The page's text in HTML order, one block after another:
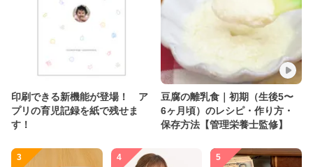
印刷できる新機能が登場！ ア
プリの育児記録を紙で残せま
す！
豆腐の離乳食｜初期（生後5〜
6ヶ月頃）のレシピ・作り方・
保存方法【管理栄養士監修】
3 4 5